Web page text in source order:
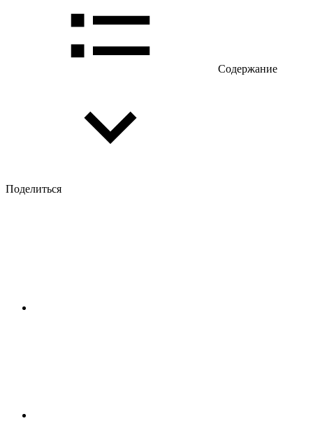
Содержание
Поделиться